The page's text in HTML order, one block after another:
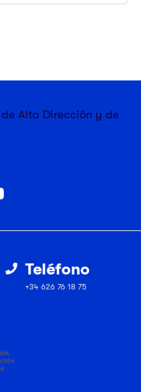
Teléfono
+34 626 76 18 75